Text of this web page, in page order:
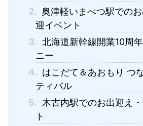
2. 奥津軽いまべつ駅での
迎イベント
3. 北海道新幹線開業10周
ニー
4. はこだて＆あおもり つ
ティバル
5. 木古内駅でのお出迎え
ト